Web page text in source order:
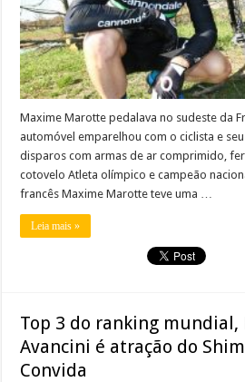
Maxime Marotte pedalava no sudeste da
automóvel emparelhou com o ciclista e
disparos com armas de ar comprimido,
cotovelo Atleta olímpico e campeão
francês Maxime Marotte teve uma …
Leia mais »
Top 3 do ranking mundial,
Avancini é atração do
Convida